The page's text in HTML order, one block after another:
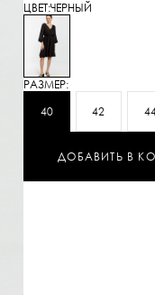
ЦВЕТ:ЧЕРНЫЙ
РАЗМЕР:
40
42
ДОБАВИТЬ В